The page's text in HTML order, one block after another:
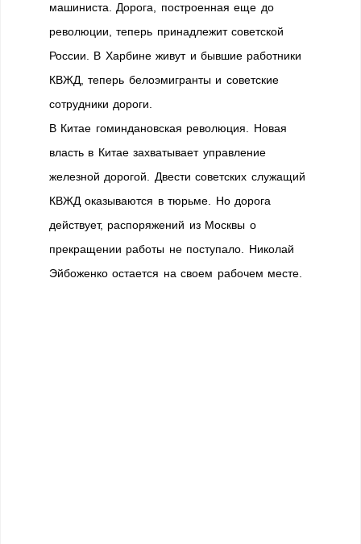
машиниста. Дорога, построенная еще до
революции, теперь принадлежит советской
России. В Харбине живут и бывшие работники
КВЖД, теперь белоэмигранты и советские
сотрудники дороги.
В Китае гоминдановская революция. Новая
власть в Китае захватывает управление
железной дорогой. Двести советских служащий
КВЖД оказываются в тюрьме. Но дорога
действует, распоряжений из Москвы о
прекращении работы не поступало. Николай
Эйбоженко остается на своем рабочем месте.